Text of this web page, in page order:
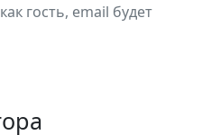
гость, email будет